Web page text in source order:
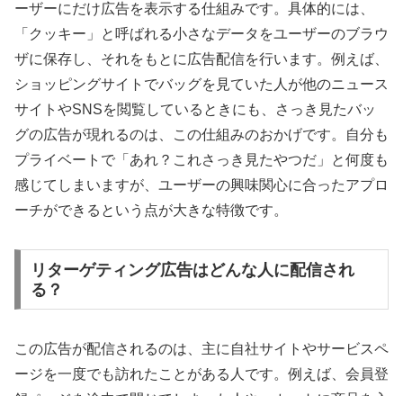
ーザーにだけ広告を表示する仕組みです。具体的には、
「クッキー」と呼ばれる小さなデータをユーザーのブラウ
ザに保存し、それをもとに広告配信を行います。例えば、
ショッピングサイトでバッグを見ていた人が他のニュース
サイトやSNSを閲覧しているときにも、さっき見たバッ
グの広告が現れるのは、この仕組みのおかげです。自分も
プライベートで「あれ？これさっき見たやつだ」と何度も
感じてしまいますが、ユーザーの興味関心に合ったアプロ
ーチができるという点が大きな特徴です。
リターゲティング広告はどんな人に配信され
る？
この広告が配信されるのは、主に自社サイトやサービスペ
ージを一度でも訪れたことがある人です。例えば、会員登